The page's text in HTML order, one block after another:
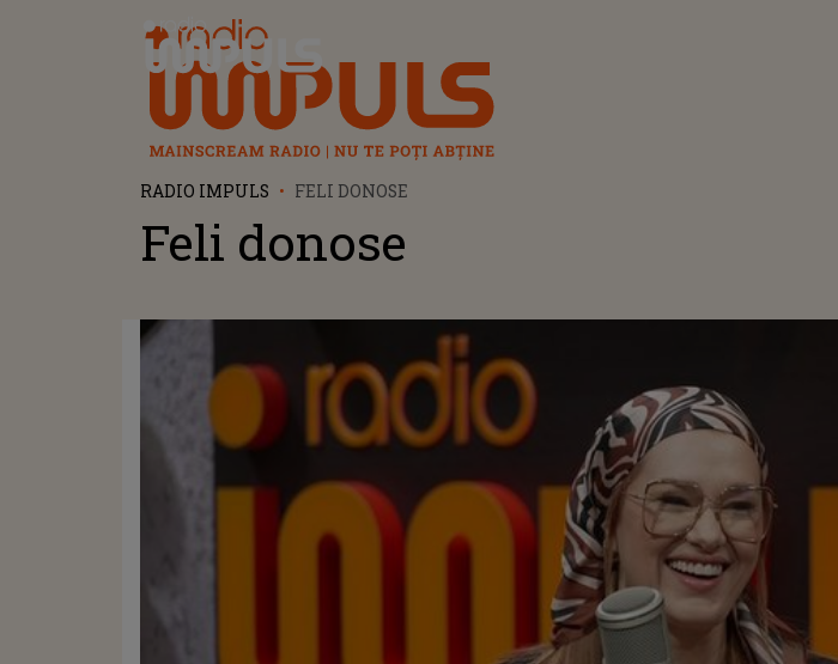
Radio Impuls
RADIO IMPULS FELI DONOSE
Feli donose